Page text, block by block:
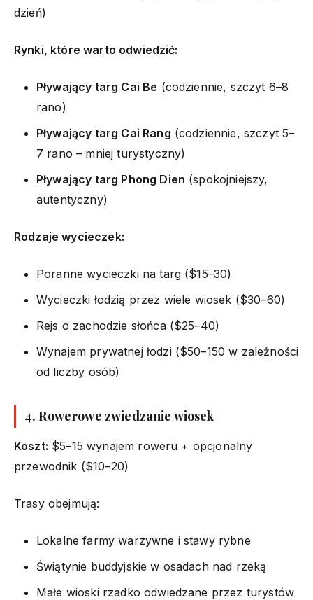
dzień)
Rynki, które warto odwiedzić:
Pływający targ Cai Be (codziennie, szczyt 6–8
rano)
Pływający targ Cai Rang (codziennie, szczyt 5–
7 rano – mniej turystyczny)
Pływający targ Phong Dien (spokojniejszy,
autentyczny)
Rodzaje wycieczek:
Poranne wycieczki na targ ($15–30)
Wycieczki łodzią przez wiele wiosek ($30–60)
Rejs o zachodzie słońca ($25–40)
Wynajem prywatnej łodzi ($50–150 w zależności
od liczby osób)
4. Rowerowe zwiedzanie wiosek
Koszt: $5–15 wynajem roweru + opcjonalny
przewodnik ($10–20)
Trasy obejmują:
Lokalne farmy warzywne i stawy rybne
Świątynie buddyjskie w osadach nad rzeką
Małe wioski rzadko odwiedzane przez turystów